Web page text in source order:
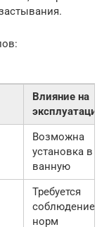
Влияние на
эксплуатацию
Возможна
установка в
ванную
Требуется
соблюдение
норм